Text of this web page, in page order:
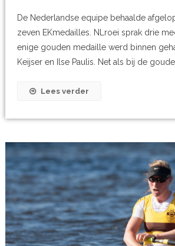
De Nederlandse equipe behaalde
zeven EKmedailles. NLroei sprak drie
enige gouden medaille werd binnen
Keijser en Ilse Paulis. Net als bij de
Lees verder